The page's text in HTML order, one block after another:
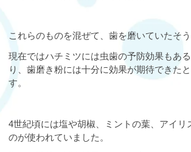
これらのものを混ぜて、歯を磨いていたそう
現在ではハチミツには虫歯の予防効果もあ
り、歯磨き粉には十分に効果が期待できた
す。
4世紀頃には塩や胡椒、ミントの葉、アイリ
のが使われていました。